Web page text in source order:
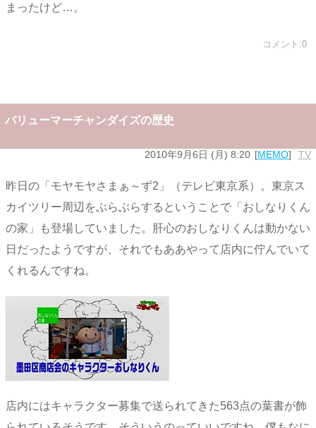
まったけど…。
コメント:0
バリューマーチャンダイズの歴史
2010年9月6日 (月) 8:20 MEMO TV
昨日の「モヤモヤさまぁ～ず2」（テレビ東京系）。東京ス
カイツリー周辺をぶらぶらするということで「おしなりくん
の家」も登場していました。肝心のおしなりくんは動かない
日だったようですが、それでもああやって店内に佇んでいて
くれるんですね。
店内にはキャラクター募集で送られてきた563点の葉書が飾